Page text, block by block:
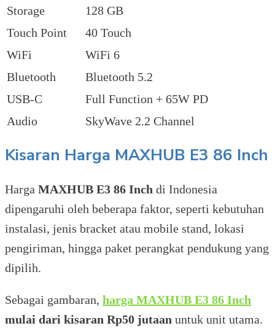
Storage
128 GB
Touch Point
40 Touch
WiFi
WiFi 6
Bluetooth
Bluetooth 5.2
USB-C
Full Function + 65W PD
Audio
SkyWave 2.2 Channel
Kisaran Harga MAXHUB E3 86 Inch
Harga MAXHUB E3 86 Inch di Indonesia
dipengaruhi oleh beberapa faktor, seperti kebutuhan
instalasi, jenis bracket atau mobile stand, lokasi
pengiriman, hingga paket perangkat pendukung yang
dipilih.
Sebagai gambaran, harga MAXHUB E3 86 Inch
mulai dari kisaran Rp50 jutaan untuk unit utama.